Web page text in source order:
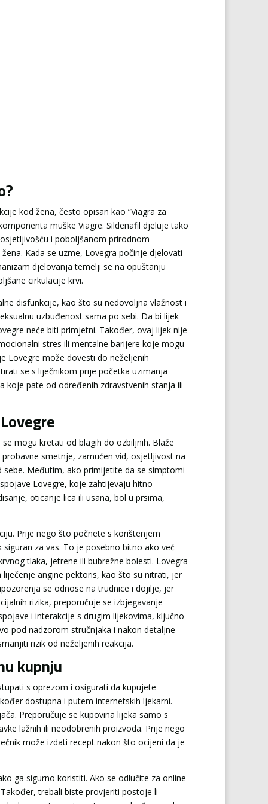
kod žena, često opisan kao “Viagra za
muške Viagre. Sildenafil djeluje tako
i poboljšanom prirodnom
Kada se uzme, Lovegra počinje djelovati
djelovanja temelji se na opuštanju
cirkulacije krvi.
disfunkcije, kao što su nedovoljna vlažnost i
uzbuđenost sama po sebi. Da bi lijek
neće biti primjetni. Također, ovaj lijek nije
stres ili mentalne barijere koje mogu
Lovegre može dovesti do neželjenih
se s liječnikom prije početka uzimanja
koje pate od određenih zdravstvenih stanja ili
mogu kretati od blagih do ozbiljnih. Blaže
smetnje, zamućen vid, osjetljivost na
Međutim, ako primijetite da se simptomi
Lovegre, koje zahtijevaju hitno
oticanje lica ili usana, bol u prsima,
Prije nego što počnete s korištenjem
za vas. To je posebno bitno ako već
tlaka, jetrene ili bubrežne bolesti. Lovegra
angine pektoris, kao što su nitrati, jer
se odnose na trudnice i dojilje, jer
rizika, preporučuje se izbjegavanje
i interakcije s drugim lijekovima, ključno
pod nadzorom stručnjaka i nakon detaljne
rizik od neželjenih reakcija.
kupnju
s oprezom i osigurati da kupujete
dostupna i putem internetskih ljekarni.
Preporučuje se kupovina lijeka samo s
lažnih ili neodobrenih proizvoda. Prije nego
može izdati recept nakon što ocijeni da je
ga sigurno koristiti. Ako se odlučite za online
trebali biste provjeriti postoje li